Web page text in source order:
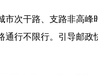
次干路、支路非高峰
行不限行。引导邮政